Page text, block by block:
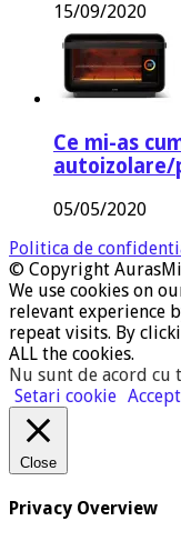
15/09/2020
Ce mi-as
autoizolare/
05/05/2020
Politica de
© Copyright
We use cookies on
relevant experience
repeat visits. By
ALL the cookies.
Nu sunt de acord
Setari cookie
Close
Privacy Overview